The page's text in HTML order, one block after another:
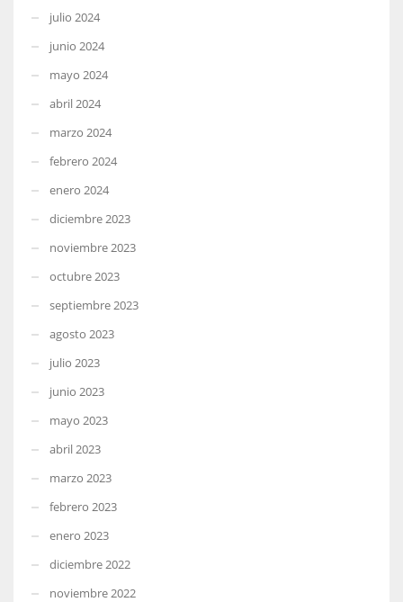
julio 2024
junio 2024
mayo 2024
abril 2024
marzo 2024
febrero 2024
enero 2024
diciembre 2023
noviembre 2023
octubre 2023
septiembre 2023
agosto 2023
julio 2023
junio 2023
mayo 2023
abril 2023
marzo 2023
febrero 2023
enero 2023
diciembre 2022
noviembre 2022